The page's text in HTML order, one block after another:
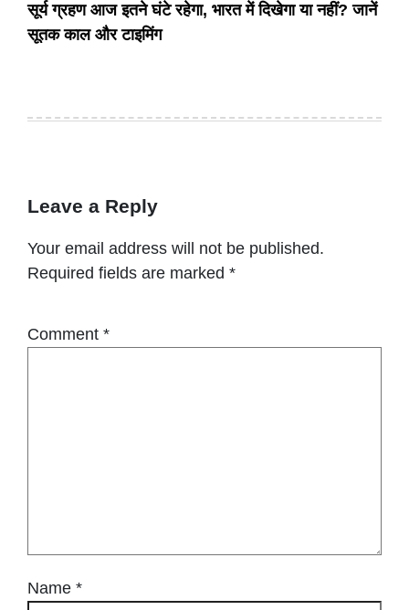
सूर्य ग्रहण आज इतने घंटे रहेगा, भारत में दिखेगा या नहीं? जानें
सूतक काल और टाइमिंग
Leave a Reply
Your email address will not be published.
Required fields are marked *
Comment *
Name *